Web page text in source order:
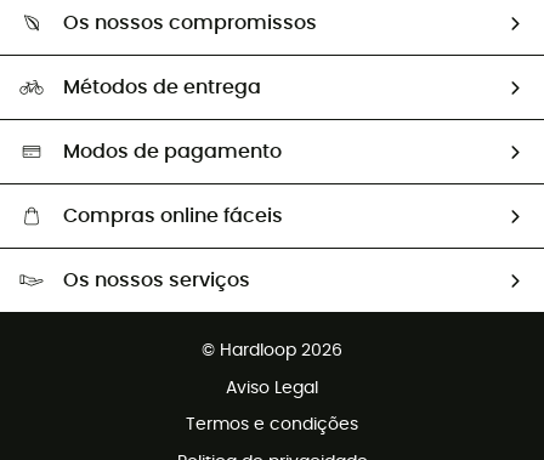
Guia de tamanhos
Trocas & Devoluções
Os nossos embaixadores
Os nossos compromissos
Seleção eco-responsável
Métodos de entrega
Modos de pagamento
Compras online fáceis
Os nossos serviços
© Hardloop 2026
Aviso Legal
Termos e condições